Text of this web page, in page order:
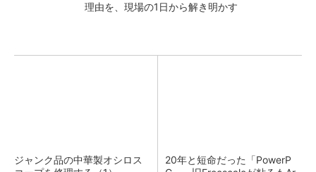
理由を、現場の1日から解き明かす
ジャンク品の中華製オシロス
20年と短命だった「PowerP